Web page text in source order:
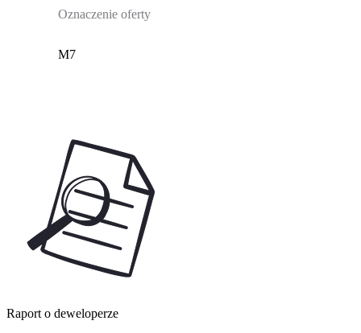
Oznaczenie oferty
M7
Raport o deweloperze